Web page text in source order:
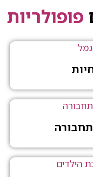
פופולריות